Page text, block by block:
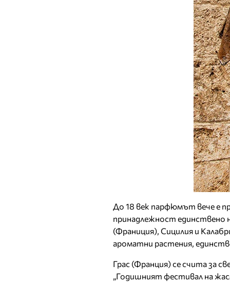
До 18 век парфюмът вече е
принадлежност единствено
(Франиция), Сицилия и
ароматни растения,
Грас (Франция) се счита за
„Годишният фестивал на